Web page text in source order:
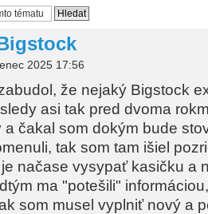
2025 17:56
že nejaký Bigstock
asi tak pred dvoma
čakal som dokým bude
tak som tam išiel
načase vysypať kasičku a
ma "potešili"
som musel vyplniť nový a